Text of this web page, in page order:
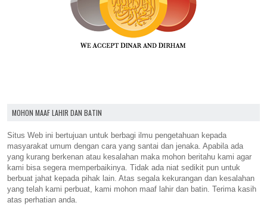
MOHON MAAF LAHIR DAN BATIN
Situs Web ini bertujuan untuk berbagi ilmu pengetahuan kepada
masyarakat umum dengan cara yang santai dan jenaka. Apabila ada
yang kurang berkenan atau kesalahan maka mohon beritahu kami agar
kami bisa segera memperbaikinya. Tidak ada niat sedikit pun untuk
berbuat jahat kepada pihak lain. Atas segala kekurangan dan kesalahan
yang telah kami perbuat, kami mohon maaf lahir dan batin. Terima kasih
atas perhatian anda.